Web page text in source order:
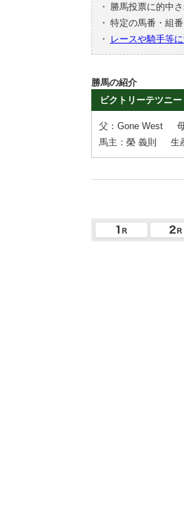
・
勝馬投票に的中
・ 特定の馬番・組
・
レースや騎手等
勝馬の紹介
ビクトリーテツニー
父：Gone West
馬主：榮 義則
生